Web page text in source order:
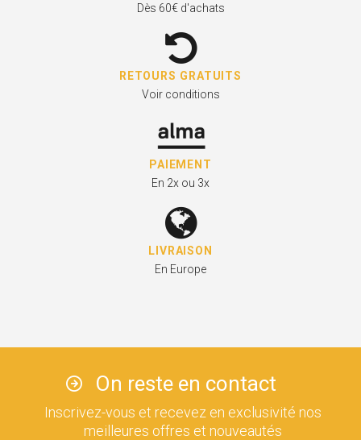
Dès 60€ d'achats
RETOURS GRATUITS
Voir conditions
PAIEMENT
En 2x ou 3x
LIVRAISON
En Europe
On reste en contact
Inscrivez-vous et recevez en exclusivité nos
meilleures offres et nouveautés